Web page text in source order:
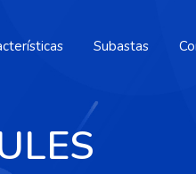
Subastas